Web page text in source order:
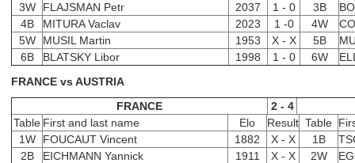
3W
FLAJSMAN Petr 2037 1 - 0 3B
4B
MITURA Vaclav 2023 1 -0 4W
5W
MUSIL Martin 1953 X - X 5B
6B
BLATSKY Libor 1998 1 - 0 6W
FRANCE vs AUSTRIA
FRANCE
2 - 4
Table First and last name Elo Result Table
1W
FOUCAUT Vincent 1882 X - X 1B
2B
EICHMANN Yannick 1911 X - X 2W